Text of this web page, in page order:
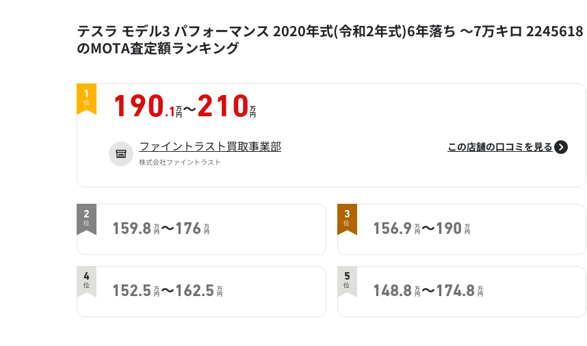
テスラ モデル3 パフォーマンス 2020年式(令和2年式)6年落ち ～7万キロ 2245618
のMOTA査定額ランキング
1
位 190 .1 万
円～210 万
円
ファイントラスト買取事業部
株式会社ファイントラスト
この店舗の口コミを見る
2
位 159.8 万
円 ～176 万
円
3
位 156.9 万
円 ～190 万
円
4
位 152.5 万
円 ～162.5 万
円
5
位 148.8 万
円 ～174.8 万
円